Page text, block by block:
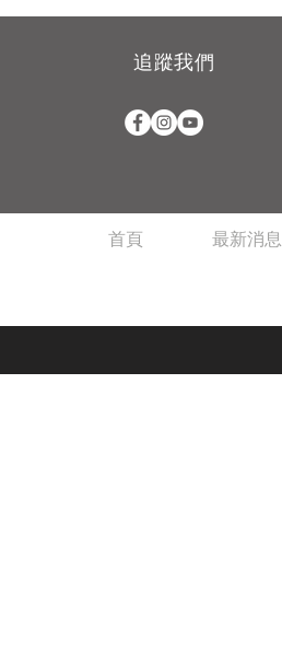
追蹤我們
首頁 最新消息